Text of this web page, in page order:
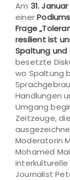
Am 31.
einer
Frage
resilient ist
Spaltung und
besetzte
wo Spaltung
Handlungen
Umgang
Zeitzeuge,
Moderatorin
Mohamed
interkulturelle
Journalist